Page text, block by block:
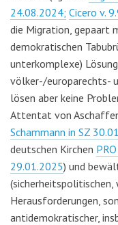
24.08.2024; Cicero v.
die Migration, gepaart
demokratischen
unterkomplexe)
völker-/europarechts-
lösen aber keine
Attentat von
Schammann in SZ
deutschen Kirchen
29.01.2025) und
Herausforderungen,
antidemokratischer,